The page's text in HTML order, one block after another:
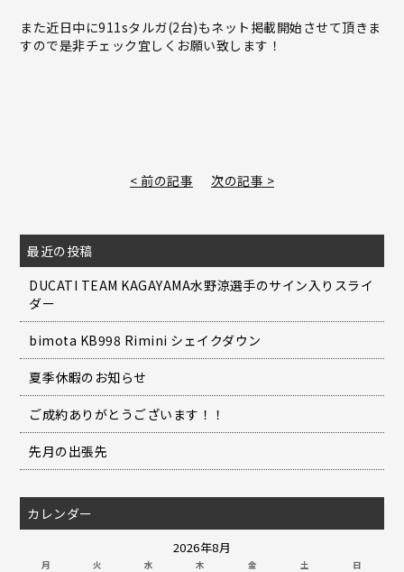
また近日中に911sタルガ(2台)もネット掲載開始させて頂きま
すので是非チェック宜しくお願い致します！
< 前の記事 次の記事 >
最近の投稿
DUCATI TEAM KAGAYAMA水野涼選手のサイン入りスライ
ダー
bimota KB998 Rimini シェイクダウン
夏季休暇のお知らせ
ご成約ありがとうございます！！
先月の出張先
カレンダー
2026年8月
月 火 水 木 金 土 日